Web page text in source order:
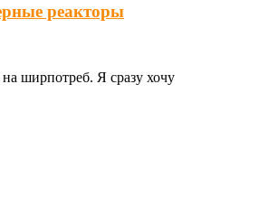
реакторы
ширпотреб. Я сразу хочу